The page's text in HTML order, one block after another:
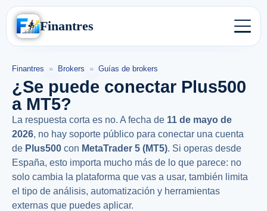
Finantres
Finantres » Brokers » Guías de brokers
¿Se puede conectar Plus500
a MT5?
La respuesta corta es no. A fecha de 11 de mayo de
2026, no hay soporte público para conectar una cuenta
de Plus500 con MetaTrader 5 (MT5). Si operas desde
España, esto importa mucho más de lo que parece: no
solo cambia la plataforma que vas a usar, también limita
el tipo de análisis, automatización y herramientas
externas que puedes aplicar.